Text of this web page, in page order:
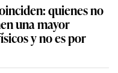
quienes no
una mayor
y no es por